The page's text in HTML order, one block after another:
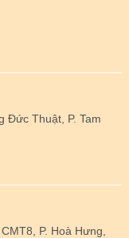
Đức Thuật, P. Tam
P. Hoà Hưng,